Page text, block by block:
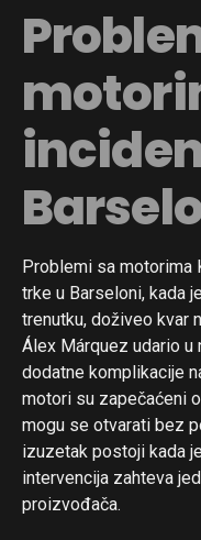
Problemi sa motorima
trke u Barseloni, kada
trenutku, doživeo kvar
Álex Márquez udario u
dodatne komplikacije
motori su zapečaćeni
mogu se otvarati bez
izuzetak postoji kada
intervencija zahteva
proizvođača.